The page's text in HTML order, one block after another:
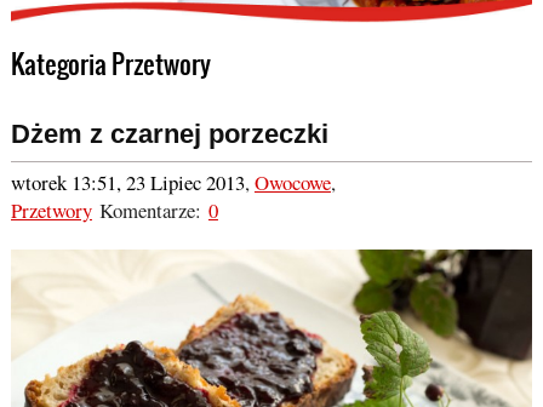
Kategoria Przetwory
Dżem z czarnej porzeczki
wtorek 13:51, 23 Lipiec 2013,Owocowe,
PrzetworyKomentarze: 0